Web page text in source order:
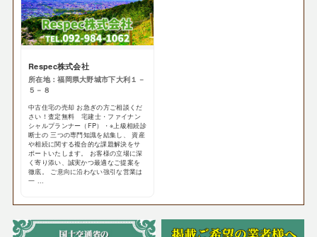
Respec株式会社
所在地：福岡県大野城市下大利１－
５－８
中古住宅の売却 お急ぎの方ご相談くだ
さい！査定無料 宅建士・ファイナン
シャルプランナー（FP）・※上級相続診
断士の 三つの専門知識を結集し、 資産
や相続に関する複合的な課題解決をサ
ポートいたします。 お客様の立場に深
く寄り添い、誠実かつ最適なご提案を
徹底。 ご意向に沿わない強引な営業は
一 ...